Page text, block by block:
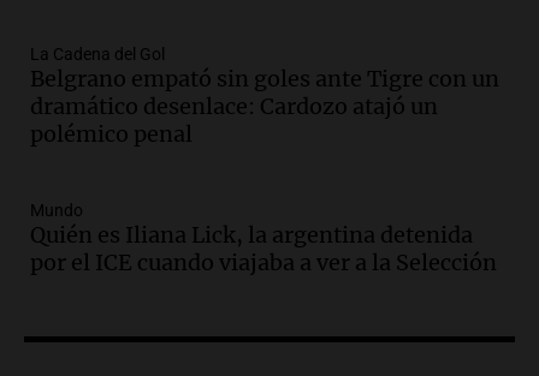
Audio. Juan Pedro Colombo, rematador
de hacienda: “Las tecnologías no
reemplazan el contacto con la gente”
La Argentina, hoy
Audio.
un pozo de 17 metros en Nueva Córdoba
Panorama Federal
Audio.Lanzamiento del Tigo 7 CSH: el
La Cadena del Gol
Belgrano empató sin goles ante Tigre con un
dramático desenlace: Cardozo atajó un
polémico penal
Mundo
Quién es Iliana Lick, la argentina detenida
por el ICE cuando viajaba a ver a la Selección